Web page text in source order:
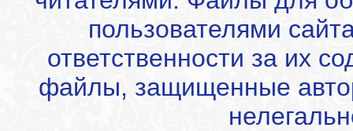
пользователями
ответственности за их
файлы, защищенные